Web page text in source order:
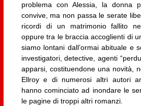
problema con Alessia, la donna
convive, ma non passa le serate
ricordi di un matrimonio fallito
oppure tra le braccia accoglienti di
siamo lontani dall’ormai abituale e
investigatori, detective, agenti
apparsi, costituendone una novità,
Ellroy e di numerosi altri autori
hanno cominciato ad inondare le
le pagine di troppi altri romanzi.